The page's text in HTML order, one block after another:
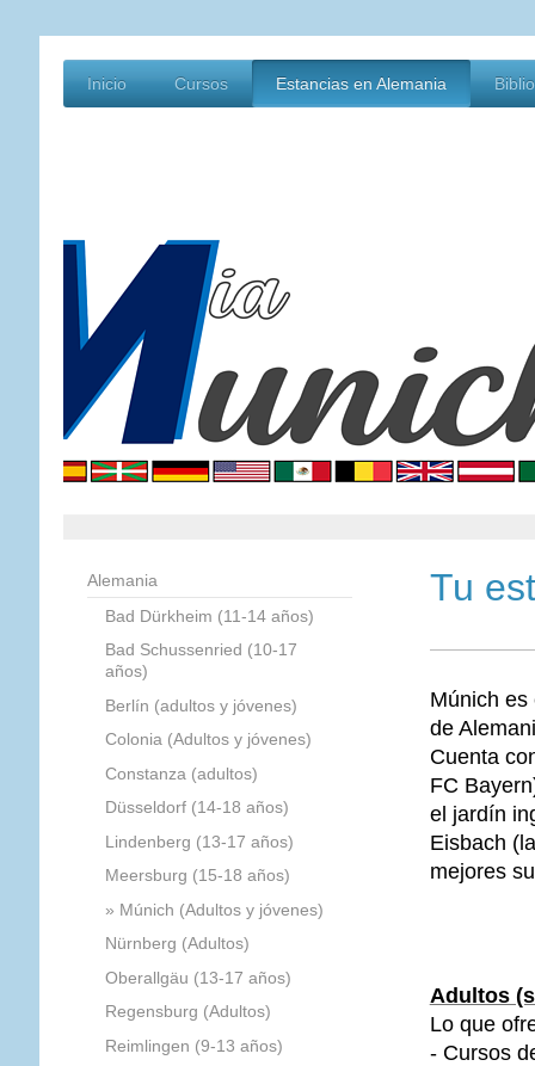
Inicio Cursos Estancias en Alemania
Tu
Múnich es
de
Cuenta
FC
el jardín
Eisbach
mejores
Adultos
Lo que
- Cursos
Alemania
Bad Dürkheim (11-14 años)
Bad Schussenried (10-17
años)
Berlín (adultos y jóvenes)
Colonia (Adultos y jóvenes)
Constanza (adultos)
Düsseldorf (14-18 años)
Lindenberg (13-17 años)
Meersburg (15-18 años)
Múnich (Adultos y jóvenes)
Nürnberg (Adultos)
Oberallgäu (13-17 años)
Regensburg (Adultos)
Reimlingen (9-13 años)